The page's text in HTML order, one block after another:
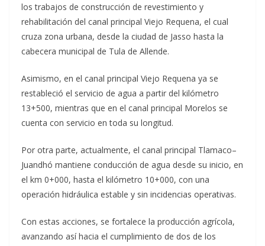
los trabajos de construcción de revestimiento y
rehabilitación del canal principal Viejo Requena, el cual
cruza zona urbana, desde la ciudad de Jasso hasta la
cabecera municipal de Tula de Allende.
Asimismo, en el canal principal Viejo Requena ya se
restableció el servicio de agua a partir del kilómetro
13+500, mientras que en el canal principal Morelos se
cuenta con servicio en toda su longitud.
Por otra parte, actualmente, el canal principal Tlamaco–
Juandhó mantiene conducción de agua desde su inicio, en
el km 0+000, hasta el kilómetro 10+000, con una
operación hidráulica estable y sin incidencias operativas.
Con estas acciones, se fortalece la producción agrícola,
avanzando así hacia el cumplimiento de dos de los